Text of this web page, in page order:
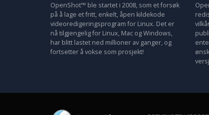
OpenShot™ ble startet i 2008, som et forsøk
på å lage et fritt, enkelt, åpen kildekode
videoredigeringsprogram for Linux. Det er
nå tilgjengelig for Linux, Mac og Windows,
har blitt lastet ned millioner av ganger, og
fortsetter å vokse som prosjekt!